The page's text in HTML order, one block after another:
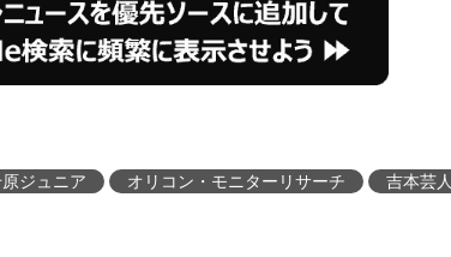
ジュニア オリコン・モニターリサーチ 吉本芸人